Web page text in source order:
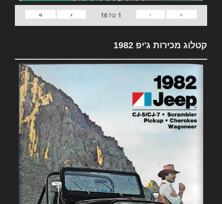
«
‹
1 של16
›
»
קטלוג מכירות ג'יפ 1982